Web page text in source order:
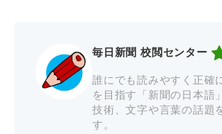
毎日新聞 校閲センター
誰にでも読みやすく正確
を目指す「新聞の日本語
技術、文字や言葉の話題
す。